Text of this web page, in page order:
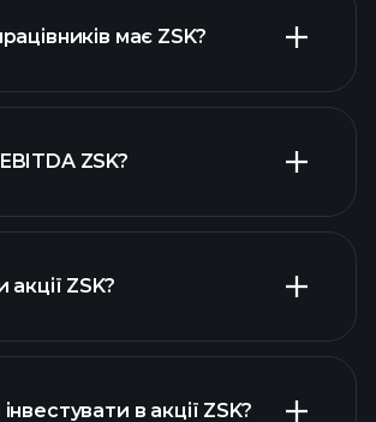
має ZSK?
ZSK?
ZSK?
в акції ZSK?